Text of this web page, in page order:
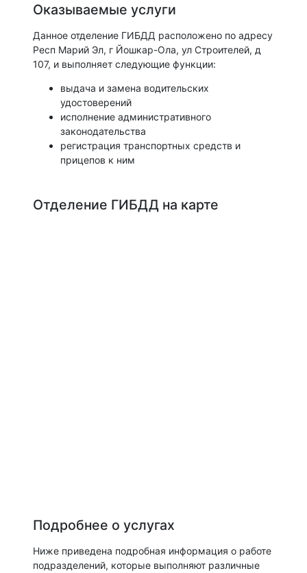
Оказываемые услуги
Данное отделение ГИБДД расположено по адресу
Респ Марий Эл, г Йошкар-Ола, ул Строителей, д
107, и выполняет следующие функции:
выдача и замена водительских
удостоверений
исполнение административного
законодательства
регистрация транспортных средств и
прицепов к ним
Отделение ГИБДД на карте
Подробнее о услугах
Ниже приведена подробная информация о работе
подразделений, которые выполняют различные